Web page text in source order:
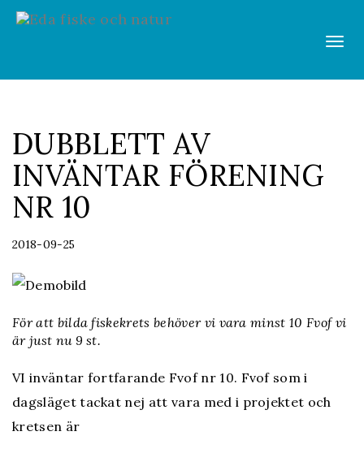
DUBBLETT AV
INVÄNTAR FÖRENING
NR 10
2018-09-25
För att bilda fiskekrets behöver vi vara minst 10 Fvof vi
är just nu 9 st.
VI inväntar fortfarande Fvof nr 10. Fvof som i
dagsläget tackat nej att vara med i projektet och
kretsen är